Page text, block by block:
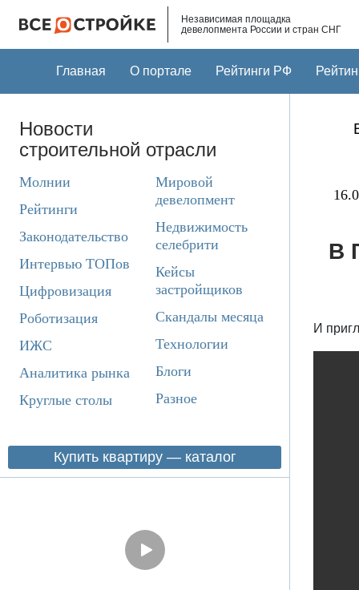
Независимая площадка
девелопмента России и стран СНГ
Главная О портале Рейтинги РФ
Новости
строительной отрасли
Молнии
Рейтинги
Законодательство
Интервью ТОПов
Цифровизация
Роботизация
ИЖС
Аналитика рынка
Круглые столы
Мировой
девелопмент
Недвижимость
селебрити
Кейсы
застройщиков
Скандалы месяца
Технологии
Блоги
Разное
Купить квартиру — каталог
В
И